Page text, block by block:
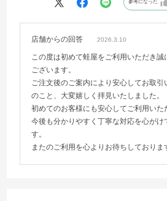
参考になった
店舗からの回答 2026.3.10
この度は初めて蛙屋をご利用いただき誠
ございます。
ご注文後のご案内により安心してお取引
のこと、大変嬉しく拝見いたしました。
初めてのお客様にも安心してご利用いた
今後も分かりやすく丁寧な対応を心がけ
す。
またのご利用を心よりお待ちしておりま